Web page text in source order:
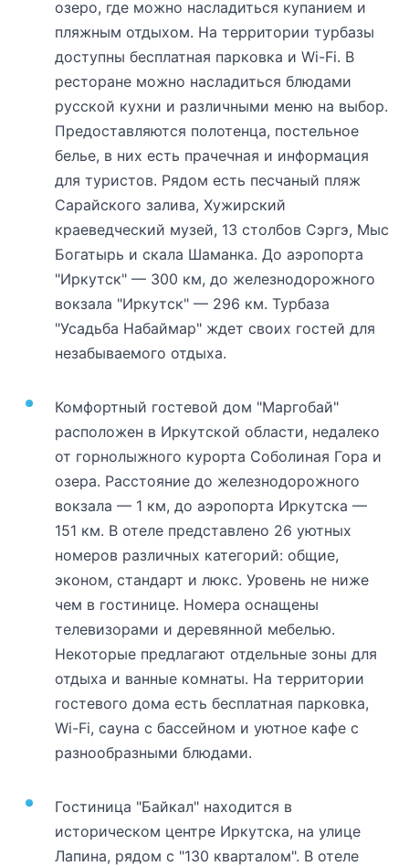
озеро, где можно насладиться купанием и
пляжным отдыхом. На территории турбазы
доступны бесплатная парковка и Wi-Fi. В
ресторане можно насладиться блюдами
русской кухни и различными меню на выбор.
Предоставляются полотенца, постельное
белье, в них есть прачечная и информация
для туристов. Рядом есть песчаный пляж
Сарайского залива, Хужирский
краеведческий музей, 13 столбов Сэргэ, Мыс
Богатырь и скала Шаманка. До аэропорта
"Иркутск" — 300 км, до железнодорожного
вокзала "Иркутск" — 296 км. Турбаза
"Усадьба Набаймар" ждет своих гостей для
незабываемого отдыха.
Комфортный гостевой дом "Маргобай"
расположен в Иркутской области, недалеко
от горнолыжного курорта Соболиная Гора и
озера. Расстояние до железнодорожного
вокзала — 1 км, до аэропорта Иркутска —
151 км. В отеле представлено 26 уютных
номеров различных категорий: общие,
эконом, стандарт и люкс. Уровень не ниже
чем в гостинице. Номера оснащены
телевизорами и деревянной мебелью.
Некоторые предлагают отдельные зоны для
отдыха и ванные комнаты. На территории
гостевого дома есть бесплатная парковка,
Wi-Fi, сауна с бассейном и уютное кафе с
разнообразными блюдами.
Гостиница "Байкал" находится в
историческом центре Иркутска, на улице
Лапина, рядом с "130 кварталом". В отеле